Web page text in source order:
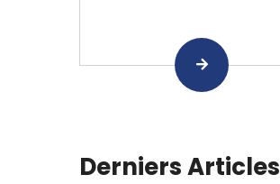
Derniers Articles